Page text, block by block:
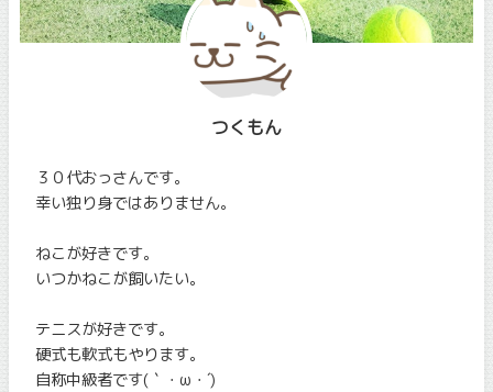
つくもん
３０代おっさんです。
幸い独り身ではありません。
ねこが好きです。
いつかねこが飼いたい。
テニスが好きです。
硬式も軟式もやります。
自称中級者です(｀・ω・´)